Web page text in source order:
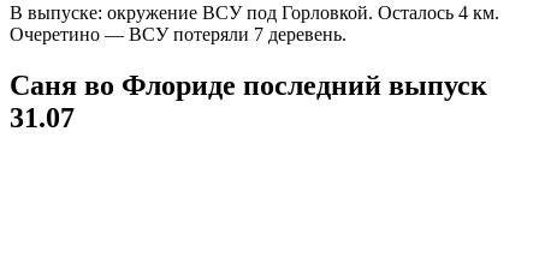
В выпуске: окружение ВСУ под Горловкой. Осталось 4 км.
Очеретино — ВСУ потеряли 7 деревень.
Саня во Флориде последний выпуск
31.07